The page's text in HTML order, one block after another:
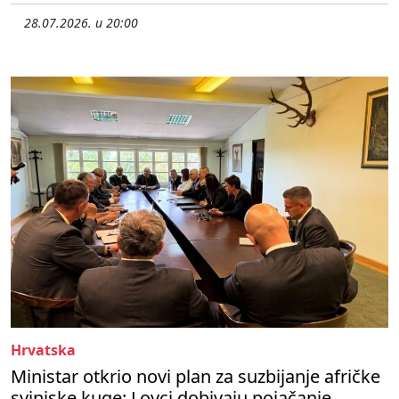
28.07.2026. u 20:00
Hrvatska
Ministar otkrio novi plan za suzbijanje afričke